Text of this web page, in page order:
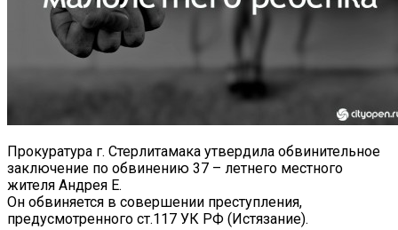
Прокуратура г. Стерлитамака утвердила обвинительное
заключение по обвинению 37 – летнего местного
жителя Андрея Е.
Он обвиняется в совершении преступления,
предусмотренного ст.117 УК РФ (Истязание).